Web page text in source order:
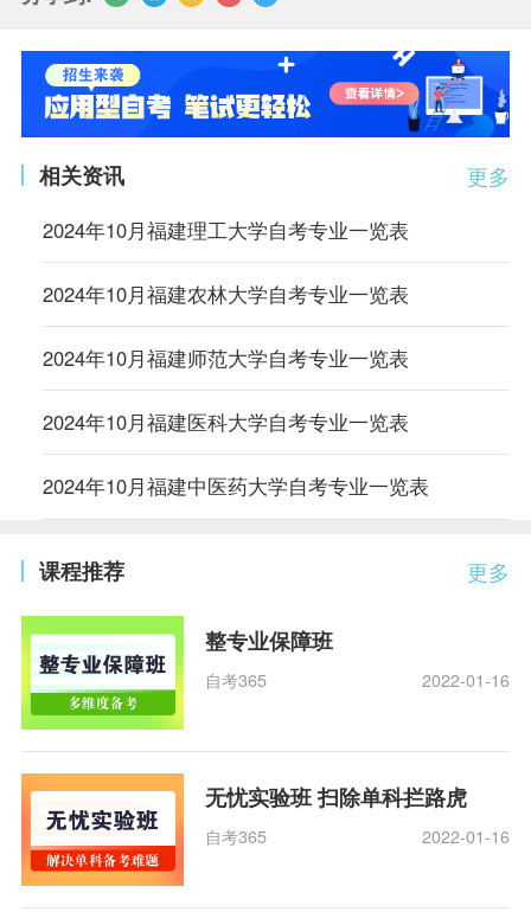
更多
相关资讯
2024年10月福建理工大学自考专业一览表
2024年10月福建农林大学自考专业一览表
2024年10月福建师范大学自考专业一览表
2024年10月福建医科大学自考专业一览表
2024年10月福建中医药大学自考专业一览表
更多
课程推荐
整专业保障班
自考365 2022-01-16
无忧实验班 扫除单科拦路虎
自考365 2022-01-16